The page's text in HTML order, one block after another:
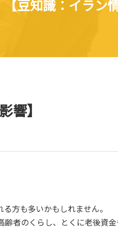
【豆知識：イラン
響】
方も多いかもしれません。
者のくらし、とくに老後資